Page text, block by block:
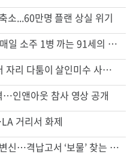
소...60만명 플랜 상실 위기
“술에 이것 한방울 넣어라” 매일 소주 1병 까는 91세의 철칙
잠수 중 공기 끊었다? 랍스터 자리 다툼이 살인미수 사건으로
…인앤아웃 참사 영상 공개
거리서 화제
74m짜리 보잉777, 화물기 변신…격납고서 ‘보물’ 찾는 인천공항